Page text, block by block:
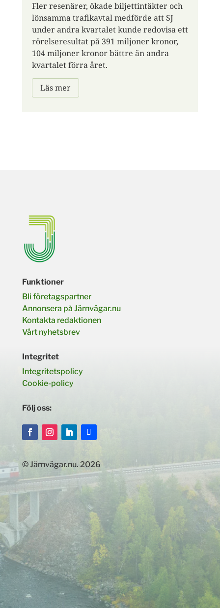
Fler resenärer, ökade biljettintäkter och
lönsamma trafikavtal medförde att SJ
under andra kvartalet kunde redovisa ett
rörelseresultat på 391 miljoner kronor,
104 miljoner kronor bättre än andra
kvartalet förra året.
Läs mer
Funktioner
Bli företagspartner
Annonsera på Järnvägar.nu
Kontakta redaktionen
Vårt nyhetsbrev
Integritet
Integritetspolicy
Cookie-policy
Följ oss:
© Järnvägar.nu. 2026